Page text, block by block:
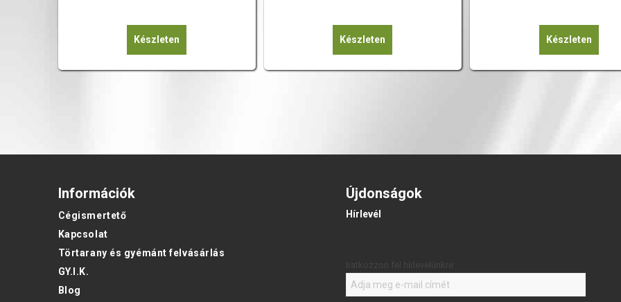
Készleten Készleten Készleten
Információk
Cégismertető
Kapcsolat
Törtarany és gyémánt felvásárlás
GY.I.K.
Blog
Újdonságok
Hírlevél